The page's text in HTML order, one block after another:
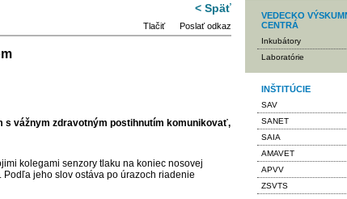
< Späť
Tlačiť Poslať odkaz
vážnym zdravotným postihnutím komunikovať,
kolegami senzory tlaku na koniec nosovej
jeho slov ostáva po úrazoch riadenie
VEDECKO
CENTRÁ
Inkubátory
Laboratórie
INŠTITÚCIE
SAV
SANET
SAIA
AMAVET
APVV
ZSVTS